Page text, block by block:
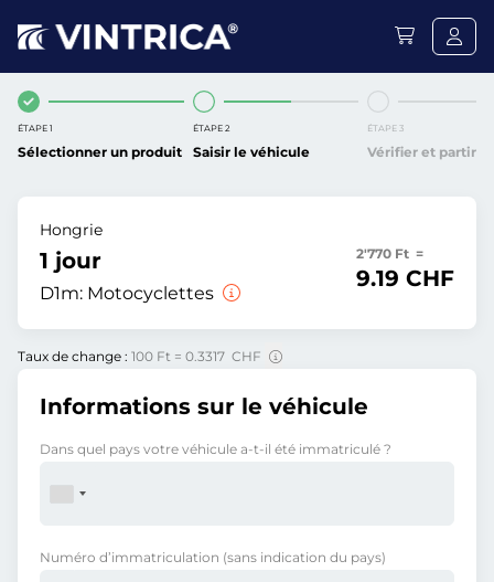
ÉTAPE 1
Sélectionner un produit
ÉTAPE 2
Saisir le véhicule
ÉTAPE 3
Vérifier et partir
Hongrie
1 jour
D1m: Motocyclettes
2'770 Ft =
9.19 CHF
Taux de change : 100 Ft = 0.3317 CHF
Informations sur le véhicule
Dans quel pays votre véhicule a-t-il été immatriculé ?
Numéro d’immatriculation (sans indication du pays)